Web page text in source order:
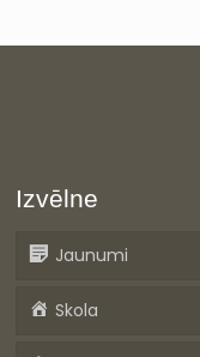
Izvēlne
Jaunumi
Skola